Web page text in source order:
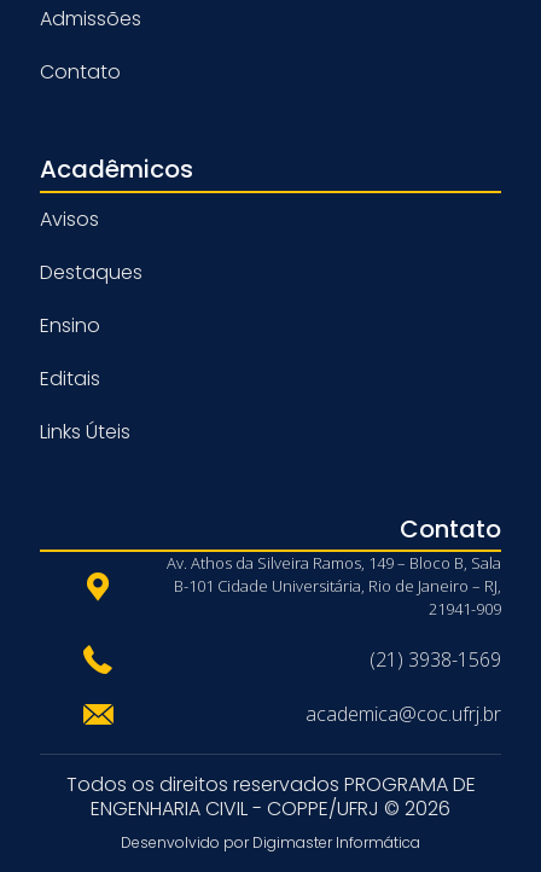
Admissões
Contato
Acadêmicos
Avisos
Destaques
Ensino
Editais
Links Úteis
Contato
Av. Athos da Silveira Ramos, 149 – Bloco B, Sala
B-101 Cidade Universitária, Rio de Janeiro – RJ,
21941-909
(21) 3938-1569
academica@coc.ufrj.br
Todos os direitos reservados PROGRAMA DE
ENGENHARIA CIVIL - COPPE/UFRJ © 2026
Desenvolvido por Digimaster Informática